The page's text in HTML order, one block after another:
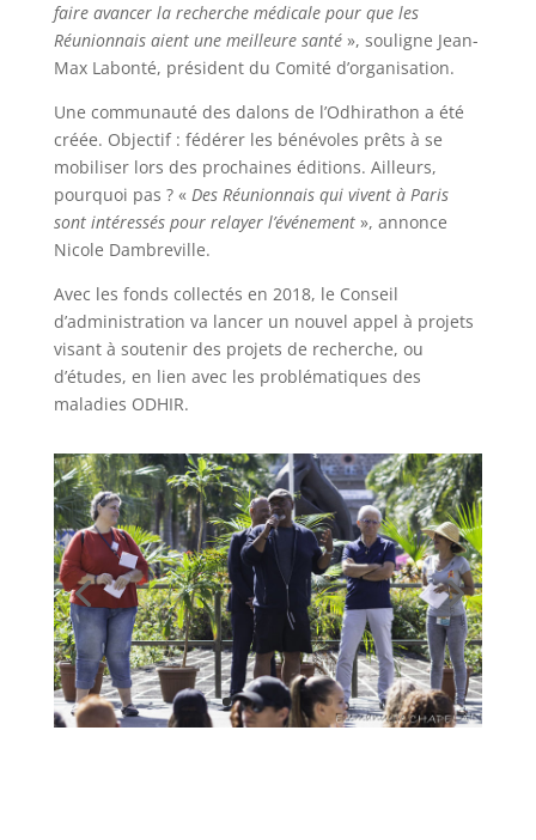
faire avancer la recherche médicale pour que les
Réunionnais aient une meilleure santé », souligne Jean-
Max Labonté, président du Comité d’organisation.
Une communauté des dalons de l’Odhirathon a été
créée. Objectif : fédérer les bénévoles prêts à se
mobiliser lors des prochaines éditions. Ailleurs,
pourquoi pas ? « Des Réunionnais qui vivent à Paris
sont intéressés pour relayer l’événement», annonce
Nicole Dambreville.
Avec les fonds collectés en 2018, le Conseil
d’administration va lancer un nouvel appel à projets
visant à soutenir des projets de recherche, ou
d’études, en lien avec les problématiques des
maladies ODHIR.